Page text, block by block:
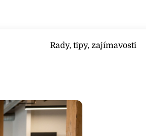
Rady, tipy, zajímavosti